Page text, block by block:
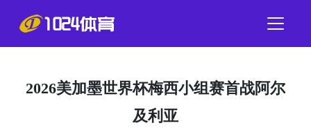
2026美加墨世界杯梅西小组赛首战阿尔
及利亚